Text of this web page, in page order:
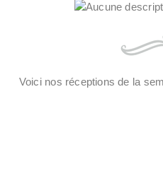
Voici nos réceptions de la